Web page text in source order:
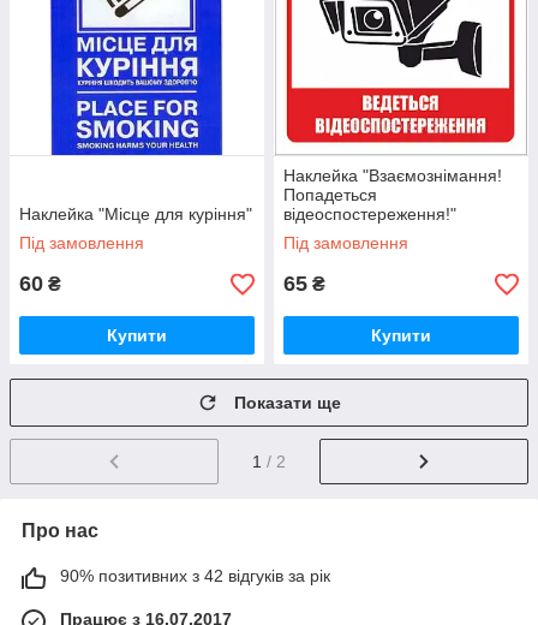
Наклейка "Місце для куріння"
Під замовлення
60 ₴
Купити
Наклейка "Взаємознімання!
Попадеться
відеоспостереження!"
Під замовлення
65 ₴
Купити
Показати ще
1 / 2
Про нас
90% позитивних з 42 відгуків за рік
Працює з 16.07.2017